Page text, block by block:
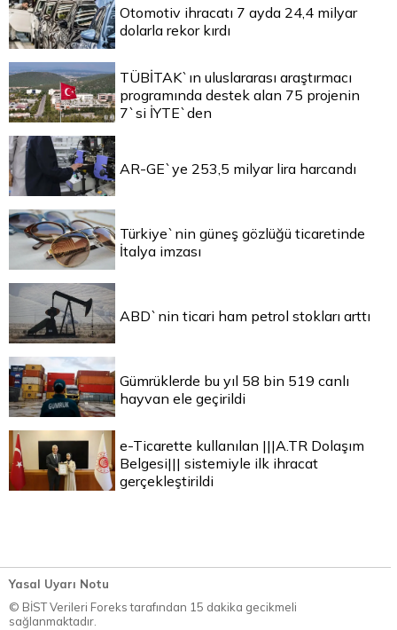
Otomotiv ihracatı 7 ayda 24,4 milyar
dolarla rekor kırdı
TÜBİTAK`ın uluslararası araştırmacı
programında destek alan 75 projenin
7`si İYTE`den
AR-GE`ye 253,5 milyar lira harcandı
Türkiye`nin güneş gözlüğü ticaretinde
İtalya imzası
ABD`nin ticari ham petrol stokları arttı
Gümrüklerde bu yıl 58 bin 519 canlı
hayvan ele geçirildi
e-Ticarette kullanılan |||A.TR Dolaşım
Belgesi||| sistemiyle ilk ihracat
gerçekleştirildi
Yasal Uyarı Notu
© BİST Verileri Foreks tarafından 15 dakika gecikmeli
sağlanmaktadır.